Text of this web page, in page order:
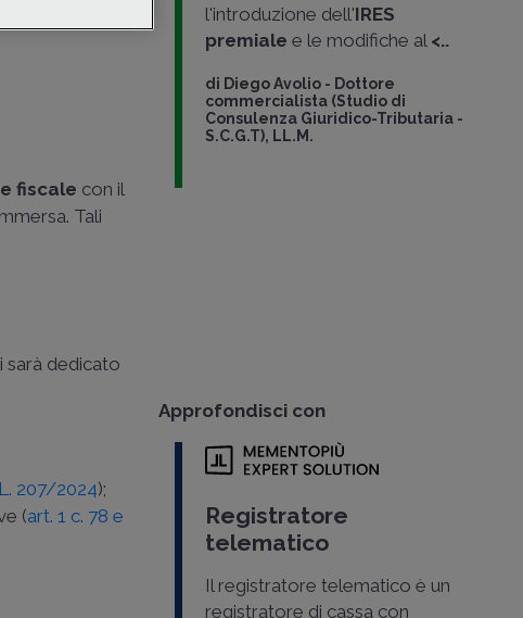
fiscale con il
Tali
sarà dedicato
207/2024);
(art. 1 c. 78 e
l'introduzione dell'IRES
premiale e le modifiche al <..
di Diego Avolio - Dottore
commercialista (Studio di
Consulenza Giuridico-Tributaria -
S.C.G.T), LL.M.
Approfondisci con
Registratore
telematico
Il registratore telematico è un
registratore di cassa con